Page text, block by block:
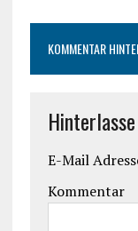
KOMMENTAR
E-Mail
Kommentar